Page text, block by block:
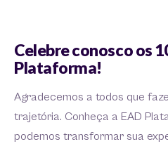
Celebre conosco os
Plataforma!
Agradecemos a todos que
trajetória. Conheça a EAD
podemos transformar sua